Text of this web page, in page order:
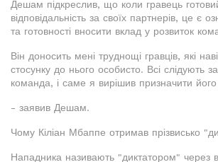
Дешам підкреслив, що коли гравець
відповідальність за своїх партнерів, це є
та готовності вносити вклад у розвиток
Він доносить мені труднощі гравців, які
стосунку до нього особисто. Всі слідують
команда, і саме я вирішив призначити його
- заявив Дешам.
Чому Кіліан Мбаппе отримав прізвисько
Нападника називають "диктатором" через